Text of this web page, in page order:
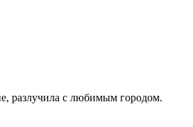
разлучила с любимым городом.